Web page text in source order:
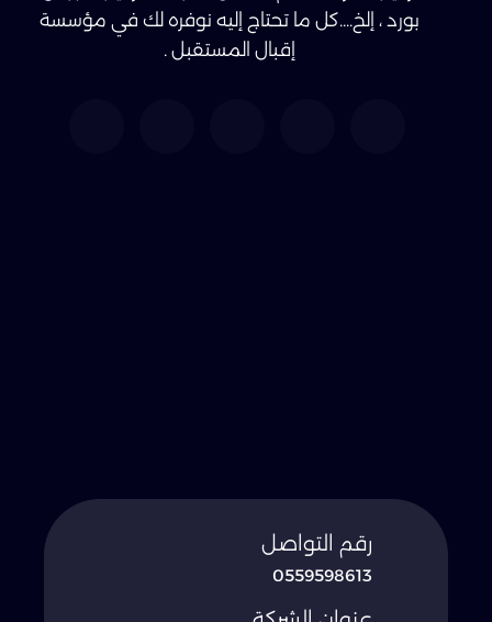
بورد ، إلخ....كل ما تحتاج إليه نوفره لك في مؤسسة
إقبال المستقبل .
رقم التواصل
0559598613